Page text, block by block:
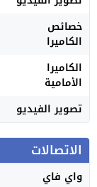
خصائص
الكاميرا
الكاميرا
الأمامية
تصوير الفيديو
الاتصالات
واي فاي